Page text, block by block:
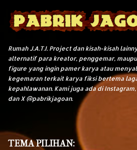
Langsung ke
Rumah J.A.T.I. Project dan kisah-kisah
alternatif para kreator, penggemar,
figure yang ingin pamer karya atau
kegemaran terkait karya fiksi bertema
kepahlawanan. Kami juga ada di
dan X @pabrikjagoan.
TEMA PILIHAN: